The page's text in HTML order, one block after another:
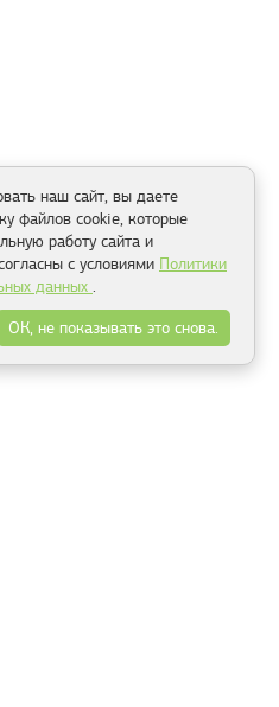
наш сайт, вы даете
файлов cookie, которые
работу сайта и
с условиями Политики
данных .
ОК, не показывать это снова.